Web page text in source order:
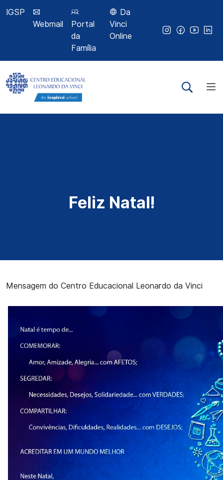
IGSP
Webmail
Portal
da
Família
Da
Vinci
Online
Feliz Natal!
Mensagem do Centro Educacional Leonardo da Vinci